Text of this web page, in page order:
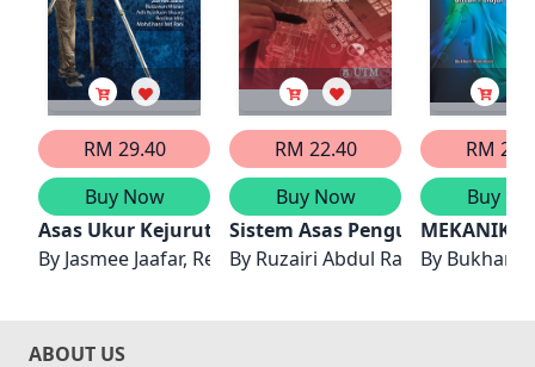
RM 29.40
Buy Now
Asas Ukur Kejuruteraan
By Jasmee Jaafar, Redzwan Misran
RM 22.40
Buy Now
Sistem Asas Pengukuran
By Ruzairi Abdul Rahim,
RM
Buy
MEKANIK
By Bukhari
ABOUT US